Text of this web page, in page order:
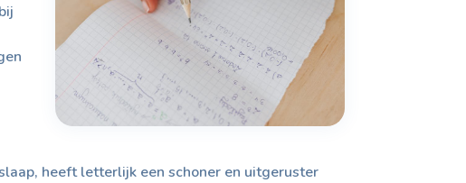
heeft letterlijk een schoner en uitgeruster